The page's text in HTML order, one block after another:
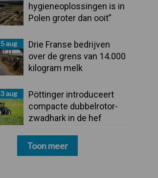
hygieneoplossingen is in
Polen groter dan ooit”
5 aug
Drie Franse bedrijven
over de grens van 14.000
kilogram melk
3 aug
Pöttinger introduceert
compacte dubbelrotor-
zwadhark in de hef
Toon meer